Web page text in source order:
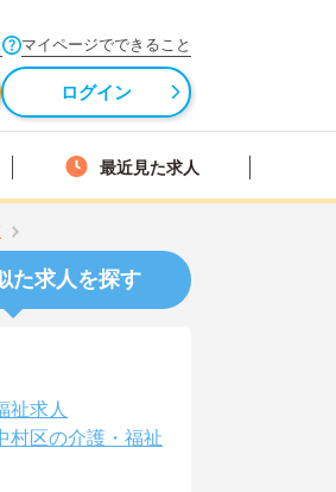
マイページでできること
ログイン
最近見た求人
た求人を探す
祉求人
村区の介護・福祉